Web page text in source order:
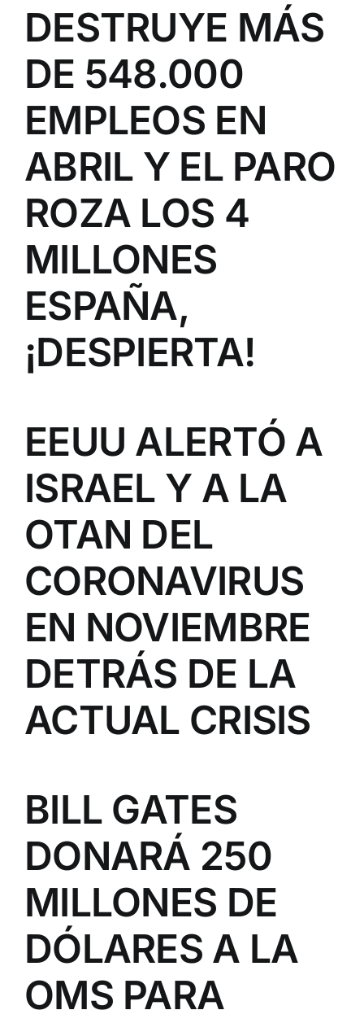
DESTRUYE MÁS
DE 548.000
EMPLEOS EN
ABRIL Y EL PARO
ROZA LOS 4
MILLONES
ESPAÑA,
¡DESPIERTA!
EEUU ALERTÓ A
ISRAEL Y A LA
OTAN DEL
CORONAVIRUS
EN NOVIEMBRE
DETRÁS DE LA
ACTUAL CRISIS
BILL GATES
DONARÁ 250
MILLONES DE
DÓLARES A LA
OMS PARA